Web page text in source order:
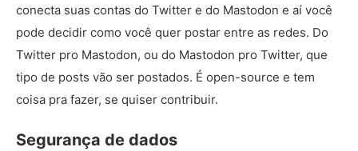
conecta suas contas do Twitter e do Mastodon e aí você
pode decidir como você quer postar entre as redes. Do
Twitter pro Mastodon, ou do Mastodon pro Twitter, que
tipo de posts vão ser postados. É open-source e tem
coisa pra fazer, se quiser contribuir.
Segurança de dados